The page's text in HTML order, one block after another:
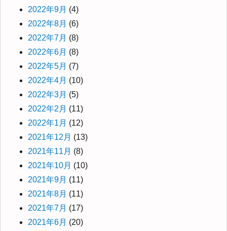
2022年9月 (4)
2022年8月 (6)
2022年7月 (8)
2022年6月 (8)
2022年5月 (7)
2022年4月 (10)
2022年3月 (5)
2022年2月 (11)
2022年1月 (12)
2021年12月 (13)
2021年11月 (8)
2021年10月 (10)
2021年9月 (11)
2021年8月 (11)
2021年7月 (17)
2021年6月 (20)